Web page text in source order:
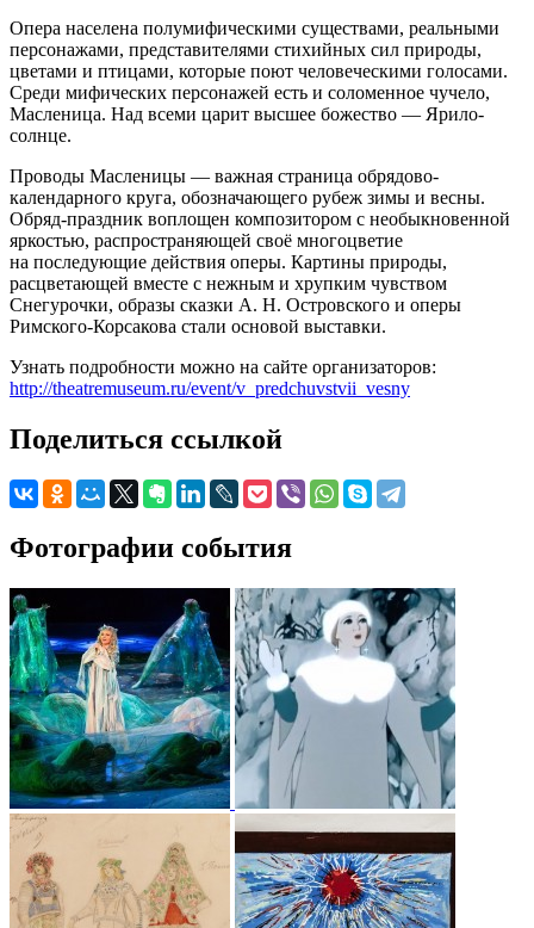
Опера населена полумифическими существами, реальными
персонажами, представителями стихийных сил природы,
цветами и птицами, которые поют человеческими голосами.
Среди мифических персонажей есть и соломенное чучело,
Масленица. Над всеми царит высшее божество — Ярило-
солнце.
Проводы Масленицы — важная страница обрядово-
календарного круга, обозначающего рубеж зимы и весны.
Обряд-праздник воплощен композитором с необыкновенной
яркостью, распространяющей своё многоцветие
на последующие действия оперы. Картины природы,
расцветающей вместе с нежным и хрупким чувством
Снегурочки, образы сказки А. Н. Островского и оперы
Римского-Корсакова стали основой выставки.
Узнать подробности можно на сайте организаторов:
http://theatremuseum.ru/event/v_predchuvstvii_vesny
Поделиться ссылкой
Фотографии события